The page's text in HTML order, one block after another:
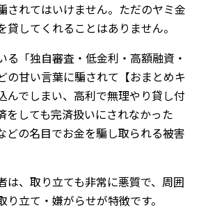
されてはいけません。ただのヤミ金
してくれることはありません。
る「独自審査・低金利・高額融資・
の甘い言葉に騙されて【おまとめキ
んでしまい、高利で無理やり貸し付
をしても完済扱いにされなかった
どの名目でお金を騙し取られる被害
は、取り立ても非常に悪質で、周囲
立て・嫌がらせが特徴です。